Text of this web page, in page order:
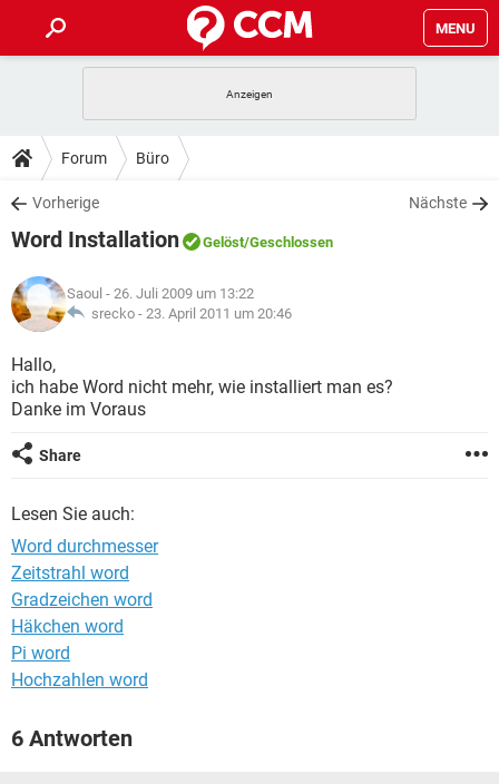
MENU
ANDROID
WINDOWS 10
WHATSAPP TIKTOK
FACEBOOK
TIPPS & TRICKS
SPIELE
WHATSAPP
FACEBOOK
DOWNLOADS
SPIELE STREAMING
ANDROID
WINDOWS 10 INSTAGRAM
WHATSAPP
FACEBOOK HARDWARE
SPIELE
ANDROID
WINDOWS 10
WHATSAPP
FACEBOOK
LEXIKON
SPIELE
ANDROID IOS
WHATSAPP
FACEBOOK
Forum Büro
Vorherige Nächste
Word Installation Gelöst/Geschlossen
Saoul - 26. Juli 2009 um 13:22
srecko - 23. April 2011 um 20:46
Hallo,
ich habe Word nicht mehr, wie installiert man es?
Danke im Voraus
Share
Lesen Sie auch:
Word durchmesser
Zeitstrahl word
Gradzeichen word
Häkchen word
Pi word
Hochzahlen word
6 Antworten